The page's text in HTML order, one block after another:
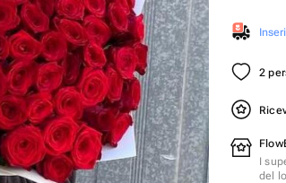
2
I
del